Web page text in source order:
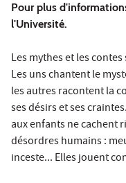
Pour plus
l'Université.
Les mythes et les
Les uns chantent le
les autres racontent la
ses désirs et ses
aux enfants ne cachent
désordres humains :
inceste... Elles jouent